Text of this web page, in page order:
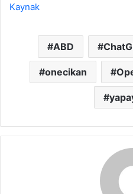
Kaynak
ABD
onecikan